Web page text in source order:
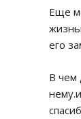
Еще
его
В чем